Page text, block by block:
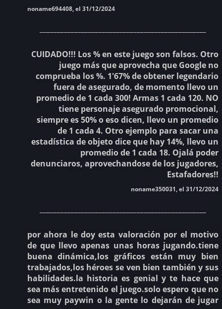
noname694408, el 31/12/2024
CUIDADO!!! Los % en este juego son falsos. Otro
juego más que aprovecha que Google no
comprueba los %. 1'67% de obtener legendario
fuera de asegurado, de momento llevo un
promedio de 1 cada 300! Armas 1 cada 120. NO
tiene personaje asegurado promocional,
siempre es 50% o eso dicen, llevo un promedio
de 1 cada 4. Otro ejemplo para sacar una
estadística de objeto dice que hay 14%, llevo un
promedio de 1 cada 18. Ojalá poder
denunciaros, aprovechandose de los jugadores,
Estafadores!!
noname350031, el 31/12/2024
por ahora le doy esta valoración por el motivo
de que llevo apenas unas horas jugando.tiene
buena dinámica,los gráficos están muy bien
trabajados,los héroes se ven bien también y sus
habilidades.la historia es genial y te hace que
sea más entretenido el juego.solo espero que no
sea muy paywin o la gente lo dejarán de jugar